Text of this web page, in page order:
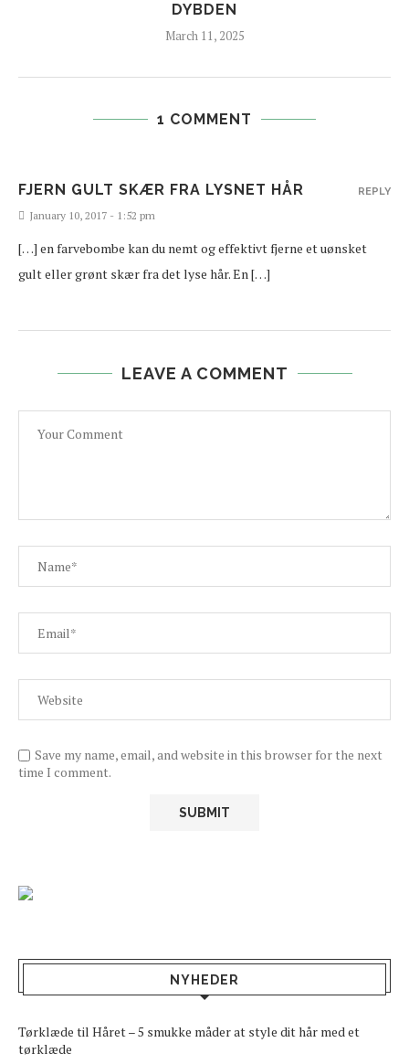
DYBDEN
March 11, 2025
1 COMMENT
FJERN GULT SKÆR FRA LYSNET HÅR
January 10, 2017 - 1:52 pm
[…] en farvebombe kan du nemt og effektivt fjerne et uønsket
gult eller grønt skær fra det lyse hår. En […]
REPLY
LEAVE A COMMENT
Save my name, email, and website in this browser for the next
time I comment.
NYHEDER
Tørklæde til Håret – 5 smukke måder at style dit hår med et
tørklæde